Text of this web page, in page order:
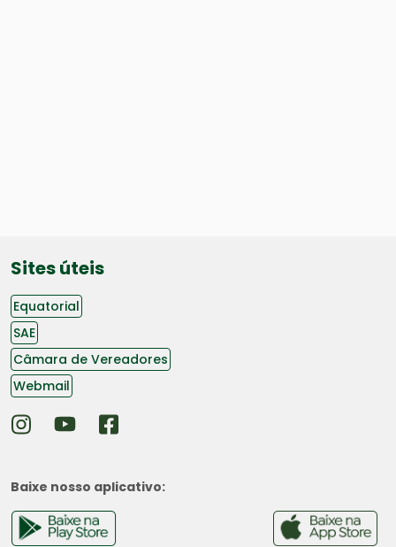
Sites úteis
Equatorial
SAE
Câmara de Vereadores
Webmail
Baixe nosso aplicativo: